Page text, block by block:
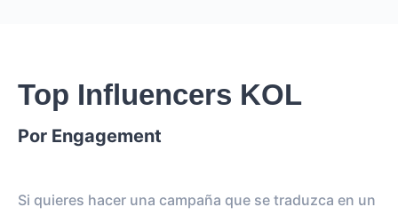
Top Influencers KOL
Por Engagement
Si quieres hacer una campaña que se traduzca en un